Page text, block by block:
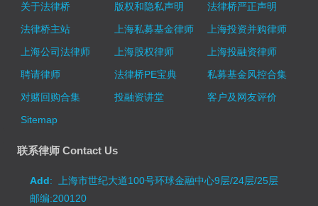
关于法律桥 版权和隐私声明
法律桥严正声明
法律桥主站
上海私募基金律师
上海投资并购律师
上海公司法律师
上海股权律师
上海投融资律师
聘请律师
法律桥PE宝典
私募基金风控合集
对赌回购合集
投融资讲堂
客户及网友评价
Sitemap
联系律师 Contact Us
Add: 上海市世纪大道100号环球金融中心9层/24层/25层
邮编:200120